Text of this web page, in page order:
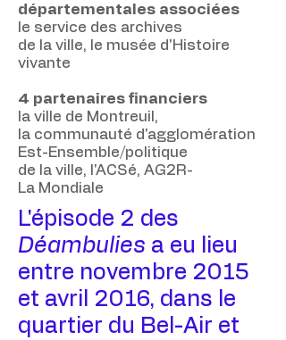
départementales associées
le service des archives
de la ville, le musée d'Histoire
vivante
4 partenaires financiers
la ville de Montreuil,
la communauté d'agglomération
Est-Ensemble/politique
de la ville, l'ACSé, AG2R-
La Mondiale
L'épisode 2 des
Déambulies a eu lieu
entre novembre 2015
et avril 2016, dans le
quartier du Bel-Air et